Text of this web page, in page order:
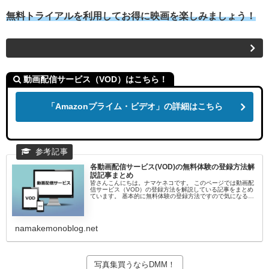
無料トライアルを利用してお得に映画を楽しみましょう！
動画配信サービス（VOD）はこちら！
「Amazonプライム・ビデオ」の詳細はこちら
各動画配信サービス(VOD)の無料体験の登録方法解
説記事まとめ
皆さんこんにちは。ナマケネコです。 このページでは動画配
信サービス（VOD）の登録方法を解説している記事をまとめ
ています。 基本的に無料体験の登録方法ですので気になる動
namakemonoblog.net
写真集買うならDMM！